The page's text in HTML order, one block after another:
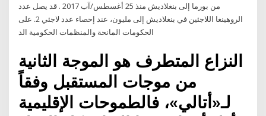
من بورما إلى بنغلاديش منذ 25 أغسطس/آب 2017 . قد يصل عدد
الروهينغا اللاجئين في بنغلاديش إلى مليون، عند إحصاء عدد لاجئي 2. على
الحكومات المانحة والمنظمات الحكومية الد
النزاع المتطرف هو الموجة الثانية
من موجات المستقبل وفقاً
لـ«أتالي»، فالطموحات الإقليمية